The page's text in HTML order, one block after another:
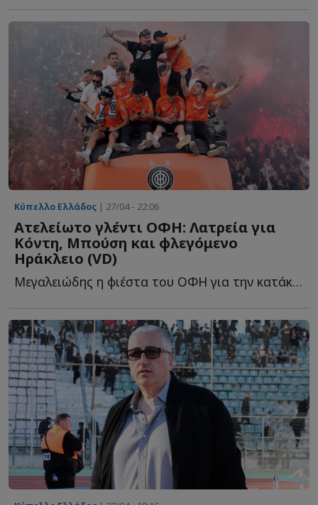
Κύπελλο Ελλάδος | 27/04 - 22:06
Ατελείωτο γλέντι ΟΦΗ: Λατρεία για
Κόντη, Μπούση και φλεγόμενο
Ηράκλειο (VD)
Μεγαλειώδης η φιέστα του ΟΦΗ για την κατάκτηση του Κ...